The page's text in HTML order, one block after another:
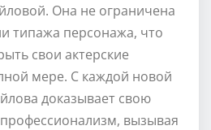
Она не ограничена
типажа персонажа, что
свои актерские
мере. С каждой новой
доказывает свою
вызывая